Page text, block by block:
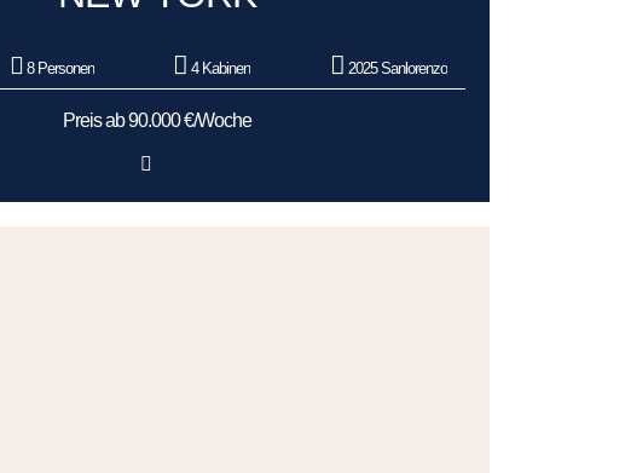
8 Personen 4 Kabinen 2025 Sanlorenzo
Preis ab 90.000 €/Woche